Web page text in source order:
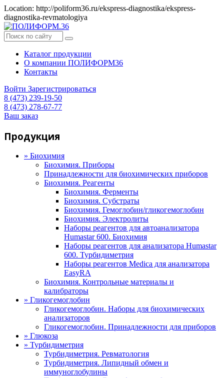
Location: http://poliform36.ru/ekspress-diagnostika/ekspress-
diagnostika-revmatologiya
Каталог продукции
О компании ПОЛИФОРМ36
Контакты
Войти Зарегистрироваться
8 (473) 239-19-50
8 (473) 278-67-77
Ваш заказ
Продукция
» Биохимия
Биохимия. Приборы
Принадлежности для биохимических приборов
Биохимия. Реагенты
Биохимия. Ферменты
Биохимия. Субстраты
Биохимия. Гемоглобин/гликогемоглобин
Биохимия. Электролиты
Наборы реагентов для автоанализатора
Humastar 600. Биохимия
Наборы реагентов для анализатора Humastar
600. Турбидиметрия
Наборы реагентов Medica для анализатора
EasyRA
Биохимия. Контрольные материалы и
калибраторы
» Гликогемоглобин
Гликогемоглобин. Наборы для биохимических
анализаторов
Гликогемоглобин. Принадлежности для приборов
» Глюкоза
» Турбидиметрия
Турбидиметрия. Ревматология
Турбидиметрия. Липидный обмен и
иммуноглобулины